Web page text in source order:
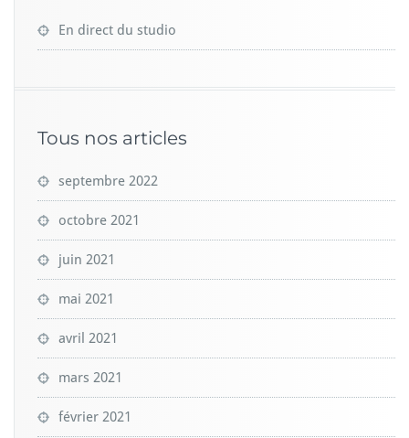
En direct du studio
Tous nos articles
septembre 2022
octobre 2021
juin 2021
mai 2021
avril 2021
mars 2021
février 2021